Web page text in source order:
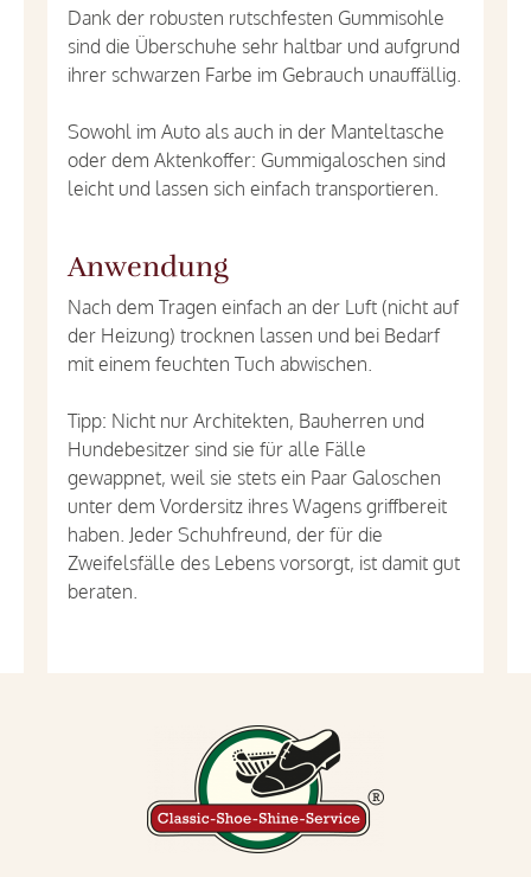
Dank der robusten rutschfesten Gummisohle
sind die Überschuhe sehr haltbar und aufgrund
ihrer schwarzen Farbe im Gebrauch unauffällig.
Sowohl im Auto als auch in der Manteltasche
oder dem Aktenkoffer: Gummigaloschen sind
leicht und lassen sich einfach transportieren.
Anwendung
Nach dem Tragen einfach an der Luft (nicht auf
der Heizung) trocknen lassen und bei Bedarf
mit einem feuchten Tuch abwischen.
Tipp: Nicht nur Architekten, Bauherren und
Hundebesitzer sind sie für alle Fälle
gewappnet, weil sie stets ein Paar Galoschen
unter dem Vordersitz ihres Wagens griffbereit
haben. Jeder Schuhfreund, der für die
Zweifelsfälle des Lebens vorsorgt, ist damit gut
beraten.